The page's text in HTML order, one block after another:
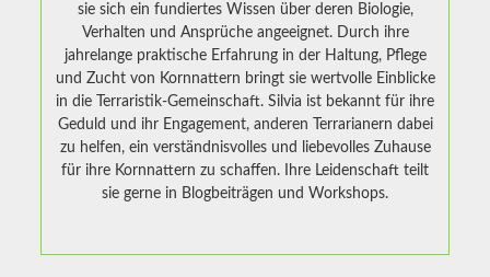
sie sich ein fundiertes Wissen über deren Biologie,
Verhalten und Ansprüche angeeignet. Durch ihre
jahrelange praktische Erfahrung in der Haltung, Pflege
und Zucht von Kornnattern bringt sie wertvolle Einblicke
in die Terraristik-Gemeinschaft. Silvia ist bekannt für ihre
Geduld und ihr Engagement, anderen Terrarianern dabei
zu helfen, ein verständnisvolles und liebevolles Zuhause
für ihre Kornnattern zu schaffen. Ihre Leidenschaft teilt
sie gerne in Blogbeiträgen und Workshops.